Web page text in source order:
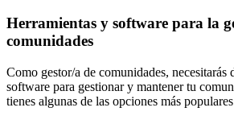
Herramientas y software para la
comunidades
Como gestor/a de comunidades, necesitarás
software para gestionar y mantener tu
tienes algunas de las opciones más